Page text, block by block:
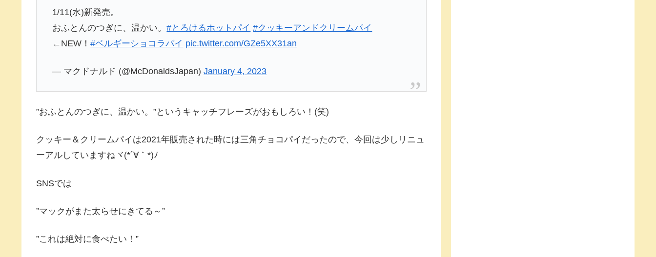
1/11(水)新発売。
おふとんのつぎに、温かい。#とろけるホットパイ #クッキーアンドクリームパイ
←NEW！#ベルギーショコラパイ pic.twitter.com/GZe5XX31an
— マクドナルド (@McDonaldsJapan)January 4, 2023
”おふとんのつぎに、温かい。”というキャッチフレーズがおもしろい！(笑)
クッキー＆クリームパイは2021年販売された時には三角チョコパイだったので、今回は少しリニュ
ーアルしていますねヾ(*´∀｀*)ﾉ
SNSでは
”マックがまた太らせにきてる～”
”これは絶対に食べたい！”